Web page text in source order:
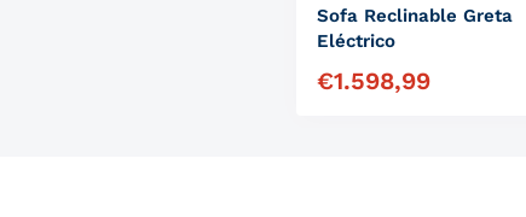
Sofa Reclinable Greta
Eléctrico
Precio habitual
€1.598,99